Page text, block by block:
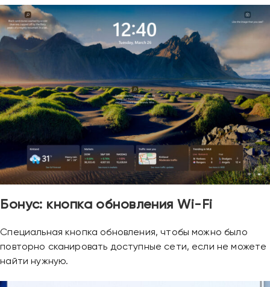
Бонус: кнопка обновления Wi-Fi
Специальная кнопка обновления, чтобы можно было
повторно сканировать доступные сети, если не можете
найти нужную.